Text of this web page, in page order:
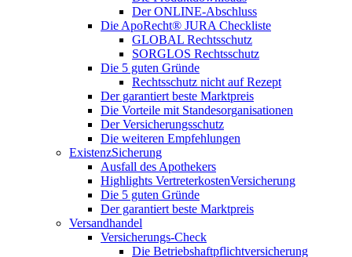
Der ONLINE-Abschluss
Die ApoRecht® JURA Checkliste
GLOBAL Rechtsschutz
SORGLOS Rechtsschutz
Die 5 guten Gründe
Rechtsschutz nicht auf Rezept
Der garantiert beste Marktpreis
Die Vorteile mit Standesorganisationen
Der Versicherungsschutz
Die weiteren Empfehlungen
ExistenzSicherung
Ausfall des Apothekers
Highlights VertreterkostenVersicherung
Die 5 guten Gründe
Der garantiert beste Marktpreis
Versandhandel
Versicherungs-Check
Die Betriebshaftpflichtversicherung